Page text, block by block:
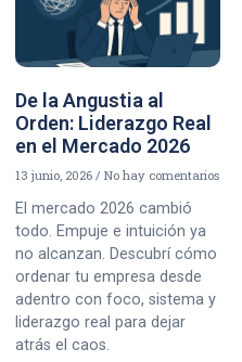
De la Angustia al
Orden: Liderazgo Real
en el Mercado 2026
13 junio, 2026 No hay comentarios
El mercado 2026 cambió
todo. Empuje e intuición ya
no alcanzan. Descubrí cómo
ordenar tu empresa desde
adentro con foco, sistema y
liderazgo real para dejar
atrás el caos.